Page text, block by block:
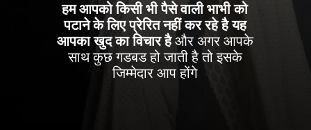
हम आपको किसी भी पैसे वाली भाभी को
पटाने के लिए प्रेरित नहीं कर रहे है यह
आपका खुद का विचार हैऔर अगर आपके
साथ कुछ गडबड हो जाती है तो इसके
जिम्मेदार आप होंगे